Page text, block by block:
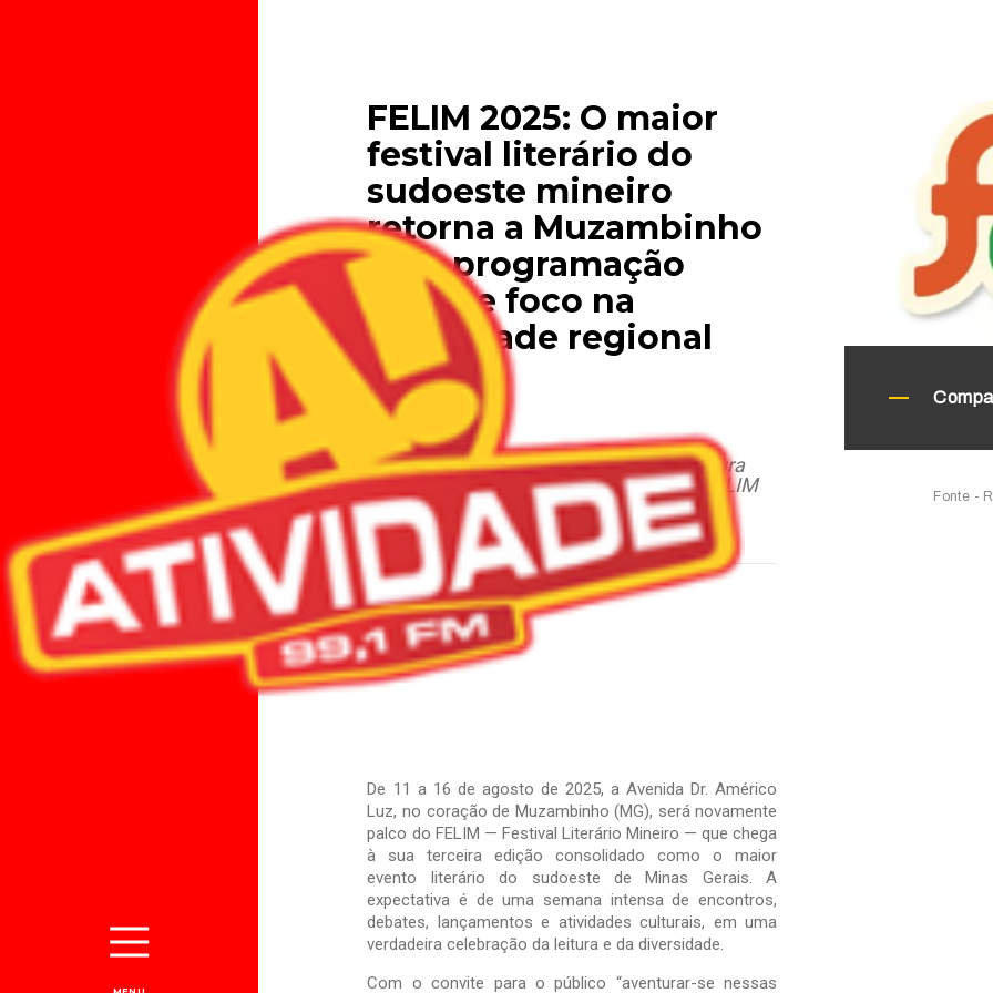
FELIM 2025: O maior
festival literário do
sudoeste mineiro
retorna a Muzambinho
com programação
plural e foco na
identidade regional
03.07.2025
Entre os dias 11 e 16 de agosto, a literatura
toma conta da Av. Dr. Américo Luz no FELIM
2025.
De 11 a 16 de agosto de 2025, a Avenida Dr. Américo
Luz, no coração de Muzambinho (MG), será novamente
palco do FELIM — Festival Literário Mineiro — que chega
à sua terceira edição consolidado como o maior
evento literário do sudoeste de Minas Gerais. A
expectativa é de uma semana intensa de encontros,
debates, lançamentos e atividades culturais, em uma
verdadeira celebração da leitura e da diversidade.
Com o convite para o público “aventurar-se nessas
Fonte -